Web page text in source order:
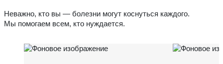
Неважно, кто вы — болезни могут коснуться каждого.
Мы помогаем всем, кто нуждается.